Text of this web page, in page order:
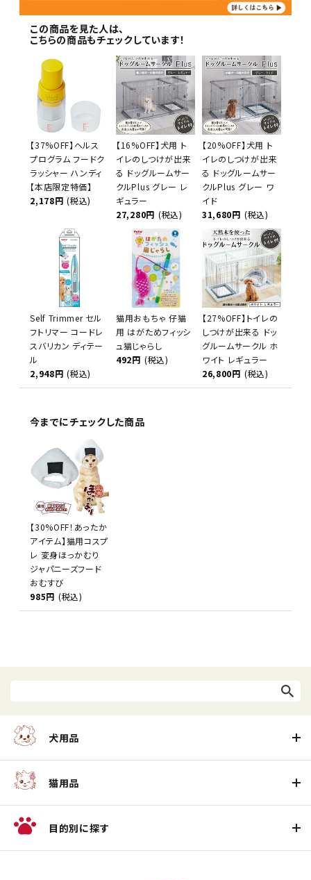
この商品を見た人は、
こちらの商品もチェックしています！
【37%OFF】ヘルス
プログラム フードク
ラッシャー ハンディ
【本店限定特価】
2,178円 (税込)
【16%OFF】犬用 ト
イレのしつけが出来
る ドッグルームサー
クルPlus グレー レ
ギュラー
27,280円 (税込)
【20%OFF】犬用 ト
イレのしつけが出来
る ドッグルームサー
クルPlus グレー ワ
イド
31,680円 (税込)
Self Trimmer セル
フトリマー コードレ
スバリカン ディテー
ル
2,948円 (税込)
猫用おもちゃ 仔猫
用 はがためフィッシ
ュ猫じゃらし
492円 (税込)
【27%OFF】トイレの
しつけが出来る ドッ
グルームサークル ホ
ワイト レギュラー
26,800円 (税込)
今までにチェックした商品
【30%OFF！あったか
アイテム】猫用コスプ
レ 変身ほっかむり
ジャパニーズフード
おむすび
985円 (税込)
犬用品
猫用品
目的別に探す